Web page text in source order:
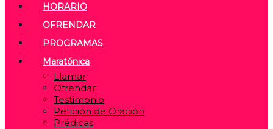
HORARIO
OFRENDAR
PROGRAMAS
Maratónica
Llamar
Ofrendar
Testimonio
Petición de Oración
Prédicas